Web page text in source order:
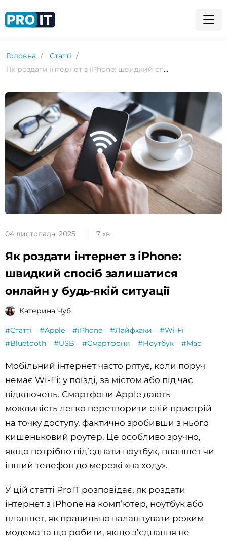
Головна
Статті
Як роздати інтернет з iPhone: швидкий спосіб залишатися онлайн у будь-якій ситуації
04 листопада, 2025 7 хв
Як роздати інтернет з iPhone:
швидкий спосіб залишатися
онлайн у будь-якій ситуації
Катерина Чуб
#Статті #Apple #iPhone #Лайфхаки
#Wi-Fi
#Bluetooth
#USB #Смартфони #Ноутбук #Mac
Мобільний інтернет часто рятує, коли поруч
немає Wi-Fi: у поїзді, за містом або під час
відключень. Смартфони Apple дають
можливість легко перетворити свій пристрій
на точку доступу, фактично зробивши з нього
кишеньковий роутер. Це особливо зручно,
якщо потрібно під’єднати ноутбук, планшет чи
інший телефон до мережі «на ходу».
У цій статті ProIT розповідає, як роздати
інтернет з iPhone на комп’ютер, ноутбук або
планшет, як правильно налаштувати режим
модема та що робити, якщо з’єднання не